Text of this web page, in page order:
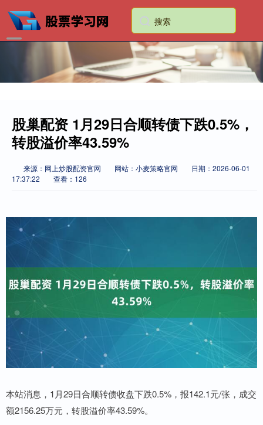
股巢配资 1月29日合顺转债下跌0.5%，
转股溢价率43.59%
来源：网上炒股配资官网 网站：小麦策略官网
日期：2026-06-01
17:37:22
查看：126
本站消息，1月29日合顺转债收盘下跌0.5%，报142.1元/张，成交
额2156.25万元，转股溢价率43.59%。